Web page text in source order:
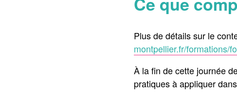
Plus de détails sur le
montpellier.fr/formations/
À la fin de cette journée
pratiques à appliquer